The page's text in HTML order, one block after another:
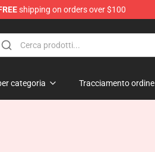
shipping on orders over $100
categoria Tracciamento ordine